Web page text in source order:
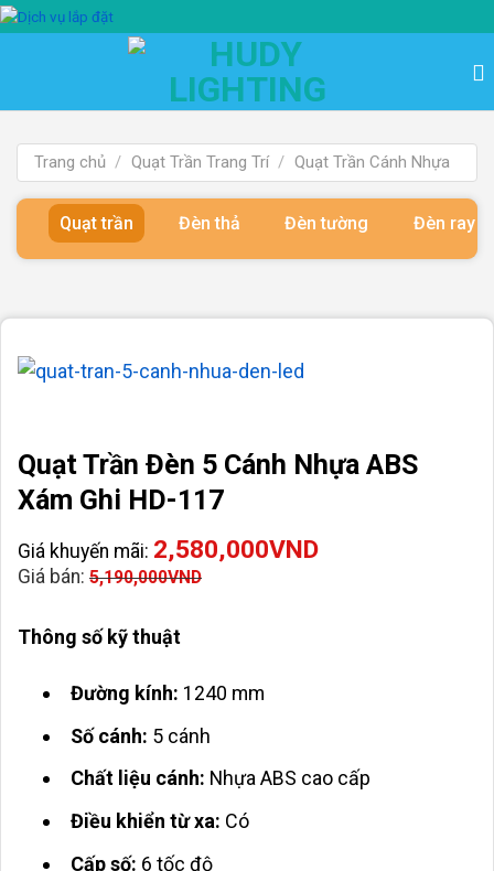
Bỏ
dung
Trang chủ / Quạt Trần Trang Trí / Quạt Trần Cánh Nhựa
Quạt trần Đèn thả Đèn tường Đèn ray
Quạt Trần Đèn 5 Cánh Nhựa ABS
Xám Ghi HD-117
Giá khuyến mãi: 2,580,000VND
Giá bán: 5,190,000VND
Thông số kỹ thuật
Đường kính: 1240 mm
Số cánh: 5 cánh
Chất liệu cánh: Nhựa ABS cao cấp
Điều khiển từ xa: Có
Cấp số: 6 tốc độ